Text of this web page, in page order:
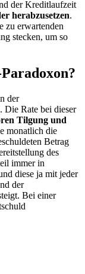
der Kreditlaufzeit
herabzusetzen.
zu erwartenden
stecken, um so
der
Die Rate bei dieser
Tilgung und
monatlich die
Betrag
des
immer in
diese ja mit jeder
der
Bei einer